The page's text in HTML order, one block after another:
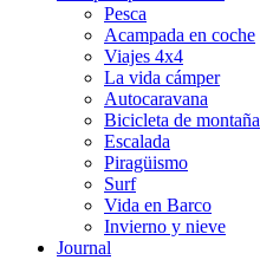
Pesca
Acampada en coche
Viajes 4x4
La vida cámper
Autocaravana
Bicicleta de montaña
Escalada
Piragüismo
Surf
Vida en Barco
Invierno y nieve
Journal